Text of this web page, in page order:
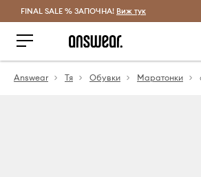
Спестявай с Answear Club
FINAL SALE % ЗАПОЧНА! Виж тук
Answear Тя Обувки Маратонки